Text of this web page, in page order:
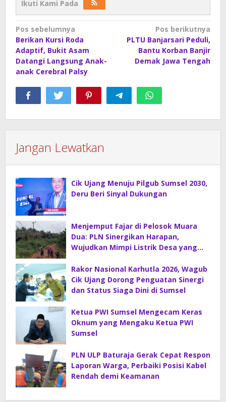
Ikuti Kami Pada
Navigasi
pos
Pos sebelumnya
Berikan Kursi Roda
Adaptif, Bukit Asam
Datangi Langsung Anak-
anak Cerebral Palsy
Pos berikutnya
PLTU Banjarsari Peduli,
Bantu Korban Banjir
Demak Jawa Tengah
Jangan Lewatkan
Cik Ujang Menuju Pilgub Sumsel 2030,
Deru Beri Sinyal Dukungan
Menjemput Fajar di Pelosok Muara
Dua: PLN Sinergikan Harapan,
Wujudkan Mimpi Listrik Desa yang
Rakor Nasional Karhutla 2026, Wagub
Cik Ujang Dorong Penguatan Sinergi
dan Status Siaga Dini di Sumsel
Ketua PWI Sumsel Mengecam Keras
Oknum yang Mengaku Ketua PWI
Sumsel
PLN ULP Baturaja Gerak Cepat Respon
Laporan Warga, Perbaiki Posisi Kabel
Rendah demi Keamanan